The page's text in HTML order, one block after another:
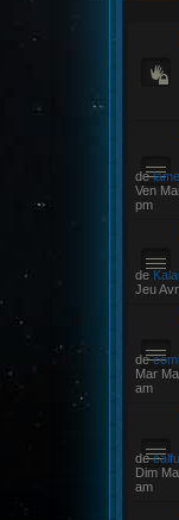
de
Ven
pm
de
Jeu
de
Mar
am
de
Dim
am